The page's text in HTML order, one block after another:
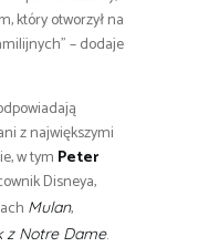
który otworzył na
– dodaje
z największymi
w tym Peter
Disneya,
Mulan,
z Notre Dame.